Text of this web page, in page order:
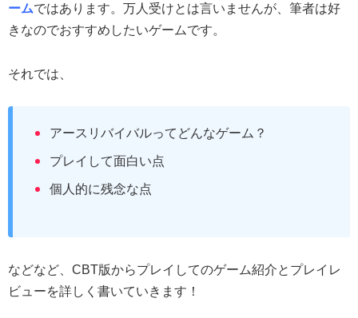
ームではあります。万人受けとは言いませんが、筆者は好
きなのでおすすめしたいゲームです。
それでは、
アースリバイバルってどんなゲーム？
プレイして面白い点
個人的に残念な点
などなど、CBT版からプレイしてのゲーム紹介とプレイレ
ビューを詳しく書いていきます！